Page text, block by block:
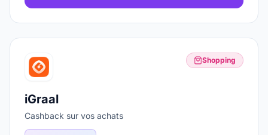
Shopping
iGraal
Cashback sur vos achats